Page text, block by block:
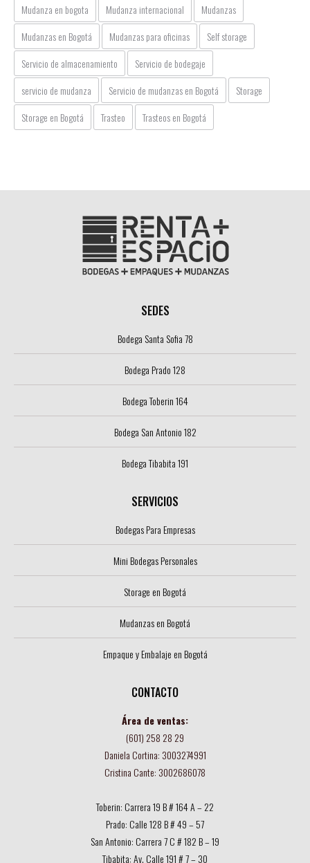
Mudanza en bogota
Mudanza internacional
Mudanzas
Mudanzas en Bogotá
Mudanzas para oficinas
Self storage
Servicio de almacenamiento
Servicio de bodegaje
servicio de mudanza
Servicio de mudanzas en Bogotá
Storage
Storage en Bogotá
Trasteo Trasteos en Bogotá
SEDES
Bodega Santa Sofia 78
Bodega Prado 128
Bodega Toberin 164
Bodega San Antonio 182
Bodega Tibabita 191
SERVICIOS
Bodegas Para Empresas
Mini Bodegas Personales
Storage en Bogotá
Mudanzas en Bogotá
Empaque y Embalaje en Bogotá
CONTACTO
Área de ventas:
(601) 258 28 29
Daniela Cortina: 3003274991
Cristina Cante: 3002686078
Toberin: Carrera 19 B # 164 A – 22
Prado: Calle 128 B # 49 – 57
San Antonio: Carrera 7 C # 182 B – 19
Tibabita: Av. Calle 191 # 7 – 30